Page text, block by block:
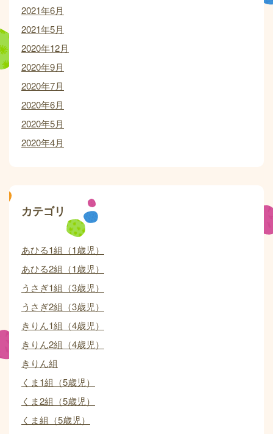
2021年6月
2021年5月
2020年12月
2020年9月
2020年7月
2020年6月
2020年5月
2020年4月
カテゴリ
あひる1組（1歳児）
あひる2組（1歳児）
うさぎ1組（3歳児）
うさぎ2組（3歳児）
きりん1組（4歳児）
きりん2組（4歳児）
きりん組
くま1組（5歳児）
くま2組（5歳児）
くま組（5歳児）